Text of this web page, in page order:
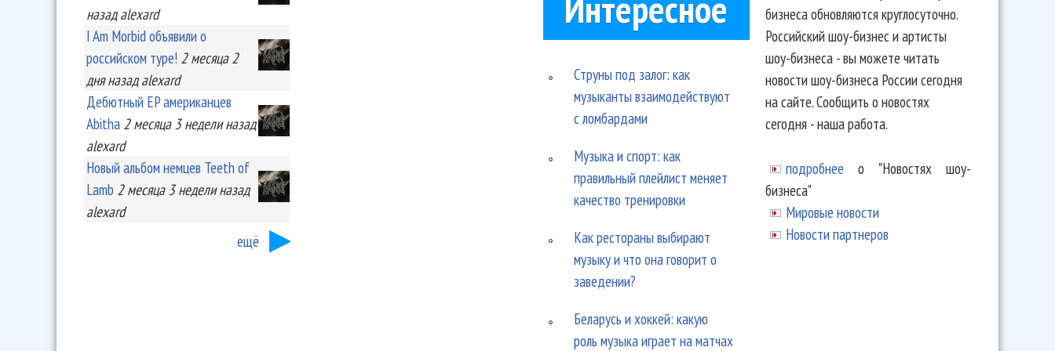
назад alexard
I Am Morbid объявили о
российском туре! 2 месяца 2
дняназад alexard
Дебютный EP американцев
Abitha 2 месяца 3 неделиназад
alexard
Новый альбом немцев Teeth of
Lamb 2 месяца 3 неделиназад
alexard
ещё
Струны под залог: как
музыканты взаимодействуют
с ломбардами
Музыка и спорт: как
правильный плейлист меняет
качество тренировки
Как рестораны выбирают
музыку и что она говорит о
заведении?
Беларусь и хоккей: какую
роль музыка играет на матчах
бизнеса обновляются круглосуточно.
Российский шоу-бизнес и артисты
шоу-бизнеса - вы можете читать
новости шоу-бизнеса России сегодня
на сайте. Сообщить о новостях
сегодня - наша работа.
подробнее о "Новостях шоу-
бизнеса"
Мировые новости
Новости партнеров